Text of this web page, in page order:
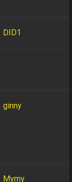
DID1
ginny
Mymy